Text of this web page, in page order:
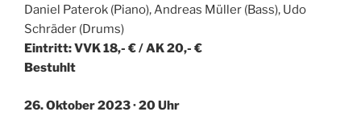
Daniel Paterok (Piano), Andreas Müller (Bass), Udo
Schräder (Drums)
Eintritt: VVK 18,- € / AK 20,- €
Bestuhlt
26. Oktober 2023 · 20 Uhr